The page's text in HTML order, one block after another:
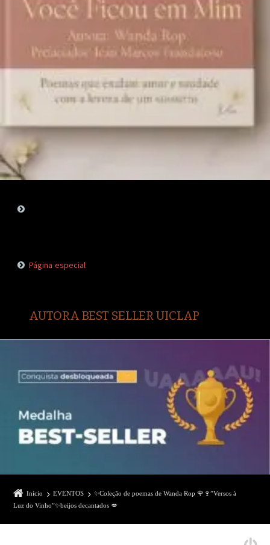
Página especial
AUTORA BEST SELLER UICLAP
Início EVENTOS
✨Coleção de poemas de Wanda Rop 🌹🍷”Versos à
Luz do Vinho”✨beijos decantados 💋